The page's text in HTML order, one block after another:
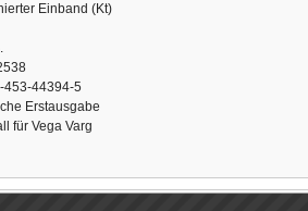
Einband (Kt)
453-44394-5
Erstausgabe
für Vega Varg